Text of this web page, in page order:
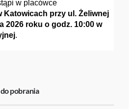
w placówce
Katowicach przy ul. Żeliwnej
2026 roku o godz. 10:00 w
.
pobrania